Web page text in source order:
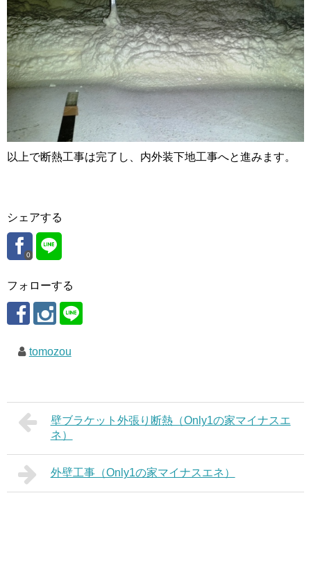
以上で断熱工事は完了し、内外装下地工事へと進みます。
シェアする
0
フォローする
tomozou
壁ブラケット外張り断熱（Only1の家マイナスエ
ネ）
外壁工事（Only1の家マイナスエネ）